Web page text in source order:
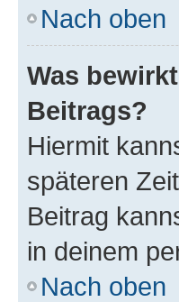
Nach oben
Was
Beitrags?
Hiermit
späteren
Beitrag
in deinem
Nach oben